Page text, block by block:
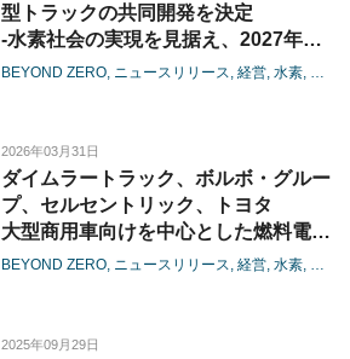
型トラックの共同開発を決定
-水素社会の実現を見据え、2027年度
の生産開始を目指す-
BEYOND ZERO ニュースリリース 経営 水素 カー
2026年03月31日
ダイムラートラック、ボルボ・グルー
プ、セルセントリック、トヨタ
大型商用車向けを中心とした燃料電池
で協業、基本合意書を締結
BEYOND ZERO ニュースリリース 経営 水素 電池
2025年09月29日